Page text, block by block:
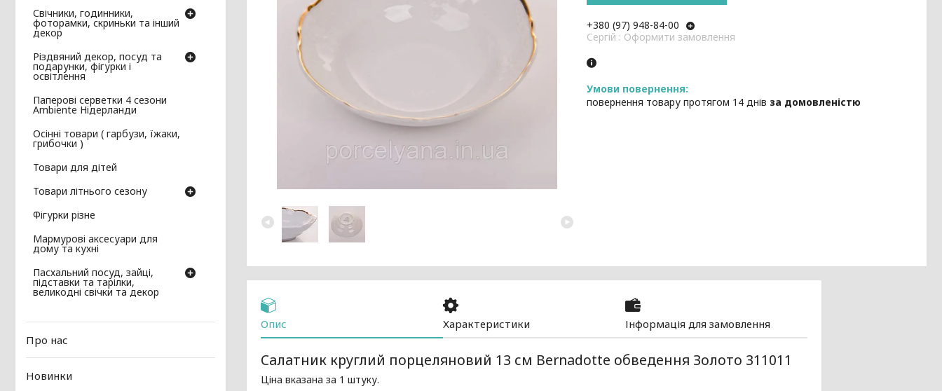
+380 (97) 948-84-00
Cергій : Оформити замовлення
повернення товару протягом 14 днів за домовленістю
Опис Характеристики Інформація для замовлення
Салатник круглий порцеляновий 13 см Bernadotte обведення Золото 311011
Ціна вказана за 1 штуку.
Свічники, годинники,
фоторамки, скриньки та інший
декор
Різдвяний декор, посуд та
подарунки, фігурки і
освітлення
Паперові серветки 4 сезони
Ambiente Нідерланди
Осінні товари ( гарбузи, їжаки,
грибочки )
Товари для дітей
Товари літнього сезону
Фігурки різне
Мармурові аксесуари для
дому та кухні
Пасхальний посуд, зайці,
підставки та тарілки,
великодні свічки та декор
Про нас
Новинки